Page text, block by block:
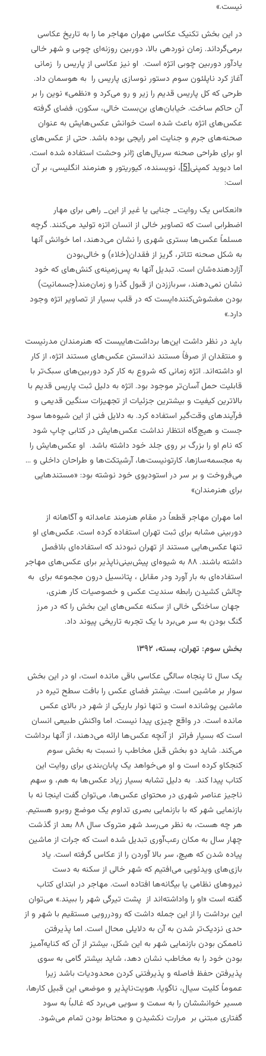
نیست.»
در این بخش تکنیک عکاسی مهران مهاجر ما را به تاریخ عکاسی
برمی‌گرداند. زمان نوردهی بالا، دوربین روزنه‌ای چوبی و شهر خالی
یادآور دوربین چوبی اتژه است. او نیز عکاسی از پاریس را زمانی
آغاز کرد ناپلئون سوم دستور نوسازی پاریس را به هوسمان داد.
طرحی که کل پاریس قدیم را زیر و رو می‌کرد و «نظمی» نوین را بر
آن حاکم ساخت. خیابان‌های بن‌بست خالی، سکون، فضای گرفته
عکس‌های اتژه باعث شده است خوانش عکس‌هایش به عنوان
صحنه‌های جرم و جنایت امر رایجی بوده باشد. حتی از عکس‌های
او برای طراحی صحنه سریال‌های ژانر وحشت استفاده شده است.
اما دیوید کمپنی[5] ، نویسنده، کیوریتور و هنرمند انگلیسی، بر آن
است:
«انعکاس یک روایت_ جنایی یا غیر از این_ راهی برای مهار
اضطرابی است که تصاویر خالی از انسان اتزه تولید می‌کنند. گرچه
مسلماً عکس‌ها بستری شهری را نشان می‌دهند، اما خوانش آنها
به شکل صحنه تئاتر، گریز از فقدان(خلاء) و خالی‌بودن
آزاردهنده‌‌شان است. تبدیل آنها به پس‌زمینه‌ی کنش‌های که خود
نشان نمی‌دهند، سرباززدن از قبول گذرا و زمان‌مند(جسمانیت)
بودن مغشوش‌کننده‌ایست که در قلب بسیار از تصاویر اتژه وجود
دارد.»
باید در نظر داشت این‌ها برداشت‌هاییست که هنرمندان مدرنیست
و منتقدان از صرفاً مستند ندانستن عکس‌های مستند اتژه، از کار
او داشته‌اند. اتژه زمانی که شروع به کار کرد دوربین‌های سبک‌تر با
قابلیت حمل آسان‌تر موجود بود. اتژه به دلیل ثبت پاریس قدیم با
بالاترین کیفیت و بیشترین جزئیات از تجهیزات سنگین قدیمی و
فرآیندهای وقت‌گیر استفاده کرد. به دلایل فنی از این شیوه‌ها سود
جست و هیچ‌گاه انتظار نداشت عکس‌هایش در کتابی چاپ شود
که نام او را بزرگ بر روی جلد خود داشته باشد. او عکس‌هایش را
به مجسمه‌سازها، کارتونیست‌ها، آرشیتکت‌ها و طراحان داخلی و …
می‌فروخت و بر سر در استودیوی خود نوشته بود: «مستند‌هایی
برای هنرمندان»
اما مهران مهاجر قطعاً در مقام هنرمند عامدانه و آگاهانه از
دوربینی مشابه برای ثبت تهران استفاده کرده است. عکس‌های او
تنها عکس‌هایی مستند از تهران نبودند که استفاده‌ای بلافصل
داشته باشند. ۸۸ به شیوه‌ای پیش‌بینی‌ناپذیر برای عکس‌های مهاجر
استفاده‌ای به بار آورد ودر مقابل ، پتانسیل درون مجموعه برای به
چالش کشیدن رابطه سندیت عکس و خصوصیات کار هنری،
جهان ساختگی خالی از سکنه عکس‌های این بخش را که در مرز
گنگ بودن به سر می‌‌برد با یک تجربه تاریخی پیوند داد.
بخش سوم: تهران، بسته، ۱۳۹۲
یک سال تا پنجاه سالگی عکاسی باقی مانده است، او در این بخش
سوار بر ماشین است. بیشتر فضای عکس را بافت سطح تیره در
ماشین پوشانده است و تنها نوار باریکی از شهر در بالای عکس
مانده است. در واقع چیزی پیدا نیست. اما واکنش طبیعی انسان
است که بسیار فراتر از آنچه عکس‌ها ارائه می‌دهند، از آنها برداشت
می‌کند. شاید دو بخش قبل مخاطب را نسبت به بخش سوم
کنجکاو کرده است و او می‌خواهد یک پابان‌بندی برای روایت این
کتاب پیدا کند. به دلیل تشابه بسیار زیاد عکس‌ها به هم، و سهم
ناجیز عناصر شهری در محتوای عکس‌ها، می‌توان گفت اینجا نه با
بازنمایی شهر که با بازنمایی بصری تداوم یک موضع روبرو هستیم.
هر چه هست، به نظر می‌رسد شهر متروک سال ۸۸ بعد از گذشت
چهار سال به مکان رعب‌آوری تبدیل شده است که جرات از ماشین
پیاده شدن که هیچ، سر بالا آوردن را از عکاس گرفته است. یاد
بازی‌های ویدئویی می‌افتیم که شهر خالی از سکنه به دست
نیروهای نظامی یا بیگانه‌ها افتاده است. مهاجر در ابتدای کتاب
گفته است «او را واداشته‌اند از پشت تیرگی شهر را ببیند.» می‌توان
این برداشت را از این جمله داشت که رودررویی مستقیم با شهر و از
حدی نزدیک‌تر شدن به آن به دلایلی محال است. اما پذیرفتن
ناممکن بودن بازنمایی شهر به این شکل، بیشتر از آن که کنایه‌آمیز
بودن خود را به مخاطب نشان دهد، شاید بیشتر گامی به سوی
پذیرفتن حفظ فاصله و پذیرفتنی کردن محدودیات باشد زیرا
عموماً کلیت سیال، ناگویا، هویت‌ناپذیر و موضعی این قبیل کارها،
مسیر خوانششان را به سمت و سویی می‌برد که غالباً به سود
گفتاری مبتنی بر مرارت نکشیدن و محتاط بودن تمام می‌شود.